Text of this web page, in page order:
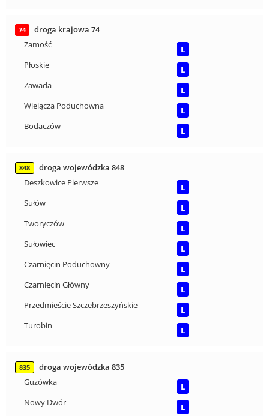
74
droga krajowa 74
Zamość
L
Płoskie
L
Zawada
L
Wielącza Poduchowna
L
Bodaczów
L
848
droga wojewódzka 848
Deszkowice Pierwsze
L
Sułów
L
Tworyczów
L
Sułowiec
L
Czarnięcin Poduchowny
L
Czarnięcin Główny
L
Przedmieście Szczebrzeszyńskie
L
Turobin
L
835
droga wojewódzka 835
Guzówka
L
Nowy Dwór
L